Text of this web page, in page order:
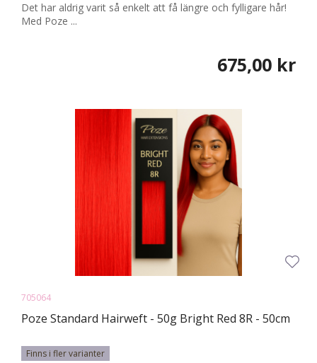
Det har aldrig varit så enkelt att få längre och fylligare hår!
Med Poze ...
675,00 kr
705064
Poze Standard Hairweft - 50g Bright Red 8R - 50cm
Finns i fler varianter